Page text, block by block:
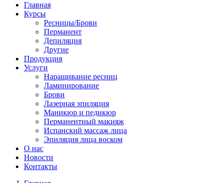
Главная
Курсы
Ресницы/Брови
Перманент
Депиляция
Другие
Продукция
Услуги
Наращивание ресниц
Ламинирование
Брови
Лазерная эпиляция
Маникюр и педикюр
Перманентный макияж
Испанский массаж лица
Эпиляция лица воском
О нас
Новости
Контакты